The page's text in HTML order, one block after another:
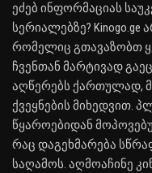
ეძებ ინფორმაციას
სერიალებზე?
რომელიც გთავაზობთ
ჩვენთან მარტივად
აღწერებს ქართულად,
ქვეყნების მიხედვით.
წყაროებიდან
რაც დაგეხმარება
საღამოს. აღმოაჩინე